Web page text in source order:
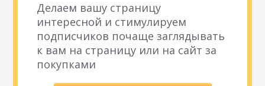
Делаем вашу страницу
интересной и стимулируем
подписчиков почаще заглядывать
к вам на страницу или на сайт за
покупками